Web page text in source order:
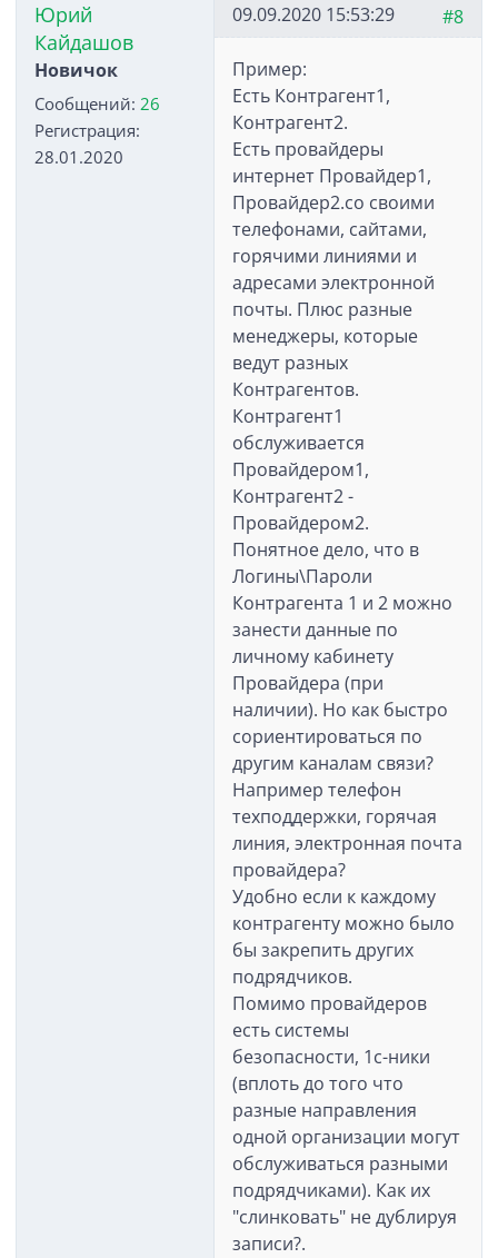
Юрий
Кайдашов
Новичок
Сообщений: 26
Регистрация:
28.01.2020
#8
09.09.2020 15:53:29
Пример:
Есть Контрагент1,
Контрагент2.
Есть провайдеры
интернет Провайдер1,
Провайдер2.со своими
телефонами, сайтами,
горячими линиями и
адресами электронной
почты. Плюс разные
менеджеры, которые
ведут разных
Контрагентов.
Контрагент1
обслуживается
Провайдером1,
Контрагент2 -
Провайдером2.
Понятное дело, что в
Логины\Пароли
Контрагента 1 и 2 можно
занести данные по
личному кабинету
Провайдера (при
наличии). Но как быстро
сориентироваться по
другим каналам связи?
Например телефон
техподдержки, горячая
линия, электронная почта
провайдера?
Удобно если к каждому
контрагенту можно было
бы закрепить других
подрядчиков.
Помимо провайдеров
есть системы
безопасности, 1с-ники
(вплоть до того что
разные направления
одной организации могут
обслуживаться разными
подрядчиками). Как их
"слинковать" не дублируя
записи?.